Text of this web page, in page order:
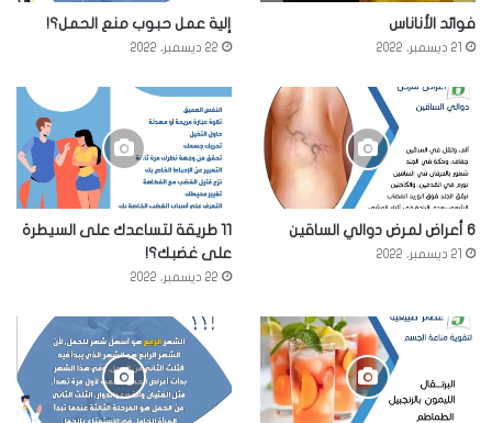
فوائد الأناناس
21 ديسمبر، 2022
إلية عمل حبوب منع الحمل؟!
22 ديسمبر، 2022
6 أعراض لمرض دوالي الساقين
21 ديسمبر، 2022
11 طريقة لتساعدك على السيطرة
على غضبك؟!
22 ديسمبر، 2022